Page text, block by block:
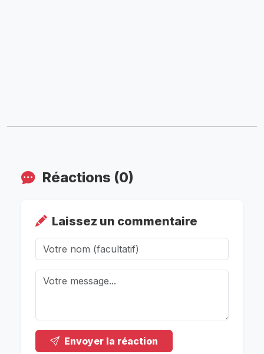
Réactions (0)
Laissez un commentaire
Envoyer la réaction